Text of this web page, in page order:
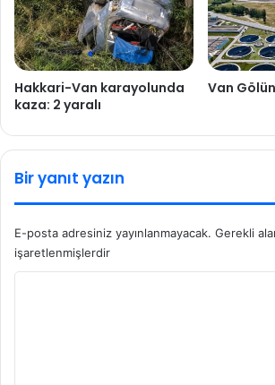
Hakkari-Van karayolunda
kaza: 2 yaralı
Van
Bir yanıt yazın
E-posta adresiniz yayınlanmayacak. Gerekli
işaretlenmişlerdir